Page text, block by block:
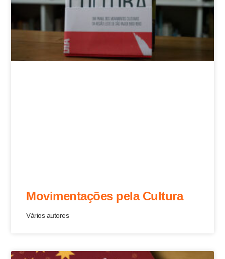
Movimentações pela Cultura
Vários autores